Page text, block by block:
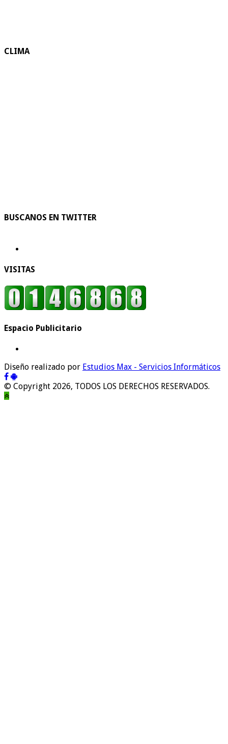
CLIMA
BUSCANOS EN TWITTER
VISITAS
Espacio Publicitario
Diseño realizado por Estudios Max - Servicios Informáticos
© Copyright 2026, TODOS LOS DERECHOS RESERVADOS.